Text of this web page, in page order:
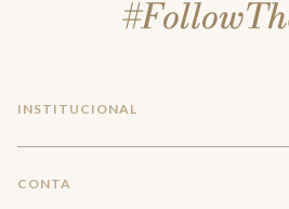
INSTITUCIONAL
CONTA